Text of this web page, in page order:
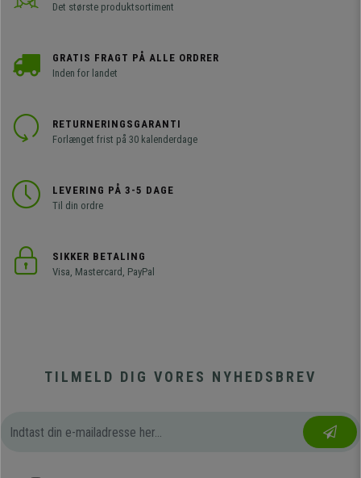
Det største produktsortiment
GRATIS FRAGT PÅ ALLE ORDRER
Inden for landet
RETURNERINGSGARANTI
Forlænget frist på 30 kalenderdage
LEVERING PÅ 3-5 DAGE
Til din ordre
SIKKER BETALING
Visa, Mastercard, PayPal
TILMELD DIG VORES NYHEDSBREV